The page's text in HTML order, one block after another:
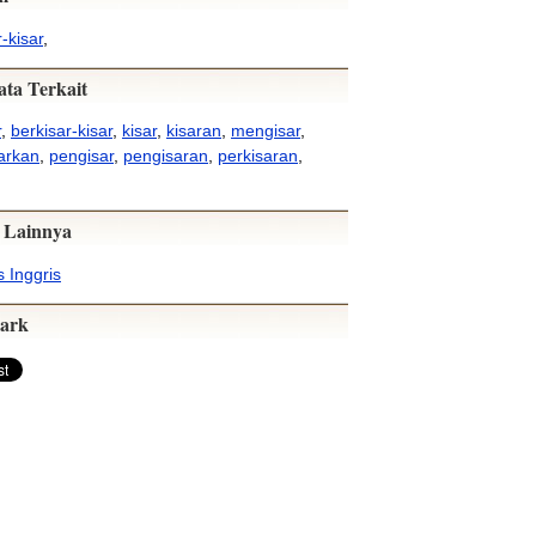
kisar,
Terkait
, berkisar-kisar, kisar, kisaran mengisar,
pengisar, pengisaran perkisaran
Inggris